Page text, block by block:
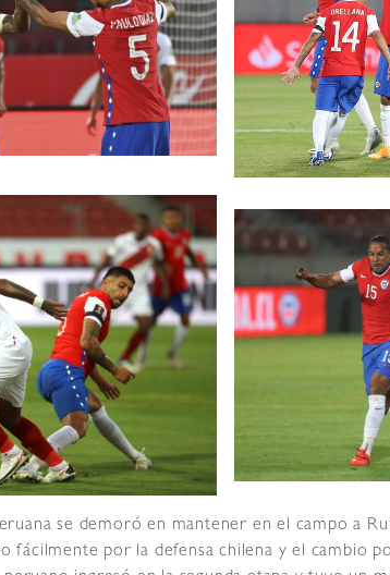
se demoró en mantener en el campo a
fácilmente por la defensa chilena y el cambio